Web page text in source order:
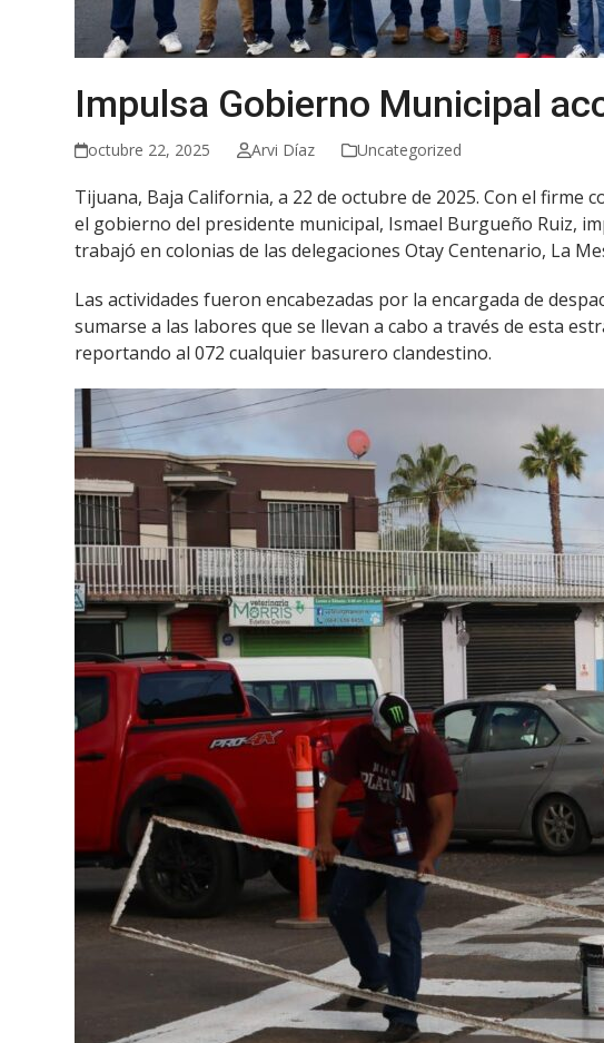
Impulsa Gobierno Municipal
octubre 22, 2025 Arvi Díaz Uncategorized
Tijuana, Baja California, a 22 de octubre de 2025. Con el firme
el gobierno del presidente municipal, Ismael Burgueño Ruiz,
trabajó en colonias de las delegaciones Otay Centenario, La
Las actividades fueron encabezadas por la encargada de
sumarse a las labores que se llevan a cabo a través de esta
reportando al 072 cualquier basurero clandestino.